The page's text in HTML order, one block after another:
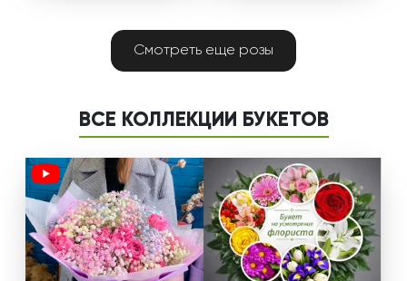
Смотреть еще розы
ВСЕ КОЛЛЕКЦИИ БУКЕТОВ